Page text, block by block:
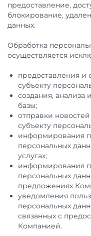
предоставление,
блокирование,
данных.
Обработка
осуществляется
предоставления и
субъекту
создания, анализа
базы;
отправки
субъекту
информирования
персональных
услугах;
информирования
персональных
предложениях
уведомления
персональных
связанных с
Компанией.